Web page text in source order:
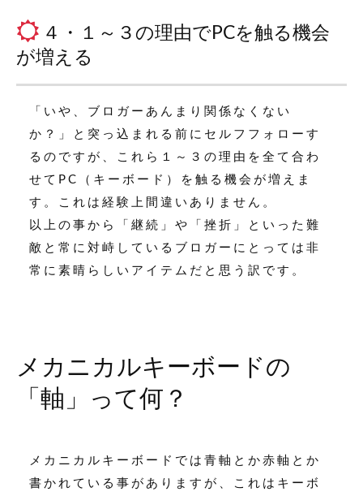
４・１～３の理由でPCを触る機会
が増える
「いや、ブロガーあんまり関係なくない
か？」と突っ込まれる前にセルフフォローす
るのですが、これら１～３の理由を全て合わ
せてPC（キーボード）を触る機会が増えま
す。これは経験上間違いありません。
以上の事から「継続」や「挫折」といった難
敵と常に対峙しているブロガーにとっては非
常に素晴らしいアイテムだと思う訳です。
メカニカルキーボードの
「軸」って何？
メカニカルキーボードでは青軸とか赤軸とか
書かれている事がありますが、これはキーボ